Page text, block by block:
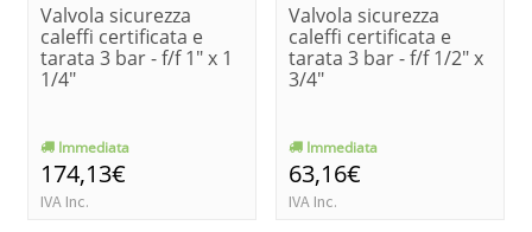
Valvola sicurezza
caleffi certificata e
tarata 3 bar - f/f 1" x 1
1/4"
Immediata
174,13€
IVA Inc.
Valvola sicurezza
caleffi certificata e
tarata 3 bar - f/f 1/2" x
3/4"
Immediata
63,16€
IVA Inc.